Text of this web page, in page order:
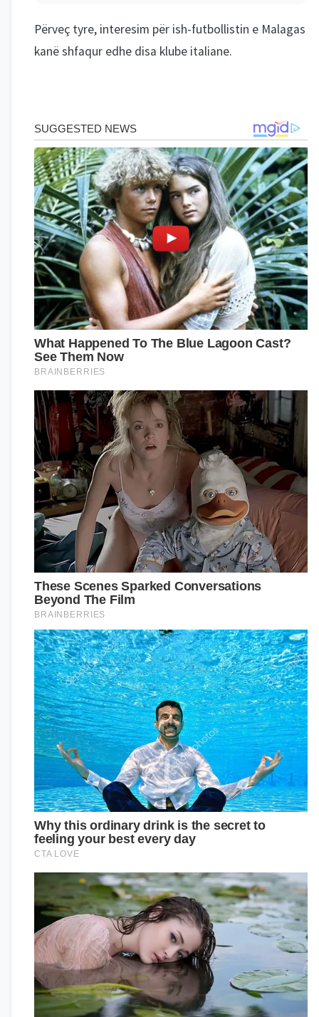
Përveç tyre, interesim për ish-futbollistin e Malagas
kanë shfaqur edhe disa klube italiane.